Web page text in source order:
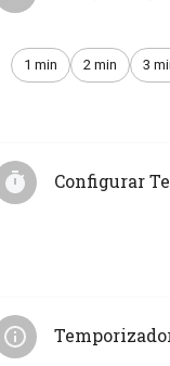
1 min 2 min 3
Configurar